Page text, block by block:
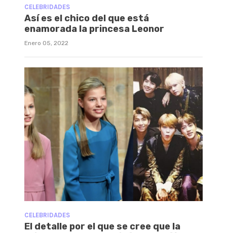
CELEBRIDADES
Así es el chico del que está
enamorada la princesa Leonor
Enero 05, 2022
CELEBRIDADES
El detalle por el que se cree que la